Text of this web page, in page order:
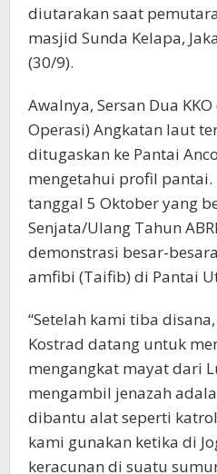
diutarakan saat
masjid Sunda Kelapa,
(30/9).
Awalnya, Sersan Dua
Operasi) Angkatan laut
ditugaskan ke Pantai
mengetahui profil pantai.
tanggal 5 Oktober yang
Senjata/Ulang Tahun
demonstrasi besar-
amfibi (Taifib) di Pantai
“Setelah kami tiba
Kostrad datang untuk
mengangkat mayat dari
mengambil jenazah
dibantu alat seperti
kami gunakan ketika di
keracunan di suatu